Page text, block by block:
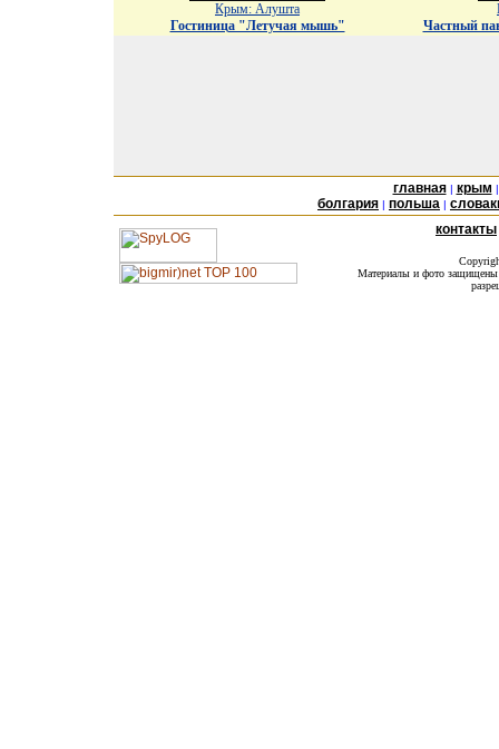
Крым: Алушта
Гостиница "Летучая мышь"
Частный
главная| крым
болгария | польша |
контакты
Материалы и фото защищены